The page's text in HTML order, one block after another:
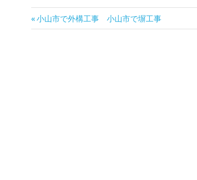
投
前
の
小山市で外構工事 小山市で塀工事